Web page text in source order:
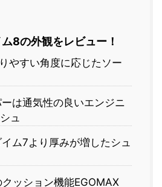
8の外観をレビュー！
やすい角度に応じたソー
は通気性の良いエンジニ
ュ
ム7より厚みが増したシュ
ッション機能EGOMAX